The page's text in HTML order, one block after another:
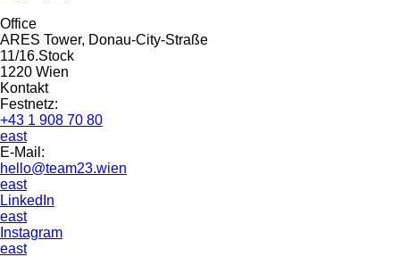
Office
ARES Tower, Donau-City-Straße
11/16.Stock
1220 Wien
Kontakt
Festnetz:
+43 1 908 70 80
east
E-Mail:
hello@team23.wien
east
LinkedIn
east
Instagram
east